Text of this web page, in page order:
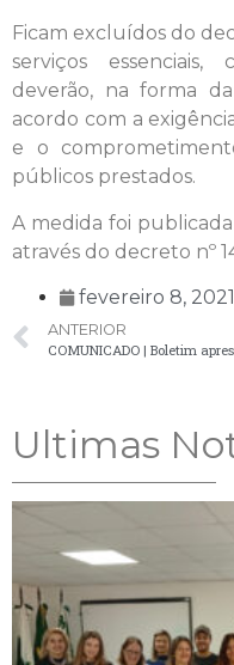
Ficam excluídos do
serviços essenciais,
deverão, na forma
acordo com a
e o
públicos prestados.
A medida foi
através do decreto nº
fevereiro 8, 2021
ANTERIOR
Ultimas